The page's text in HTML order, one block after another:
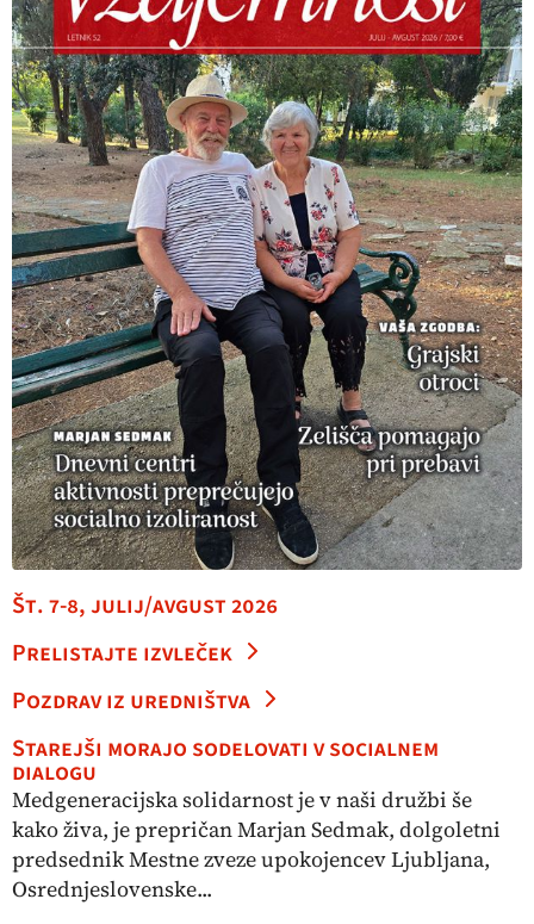
Št. 7-8, julij/avgust 2026
Prelistajte izvleček
Pozdrav iz uredništva
Starejši morajo sodelovati v socialnem
dialogu
Medgeneracijska solidarnost je v naši družbi še
kako živa, je prepričan Marjan Sedmak, dolgoletni
predsednik Mestne zveze upokojencev Ljubljana,
Osrednjeslovenske...